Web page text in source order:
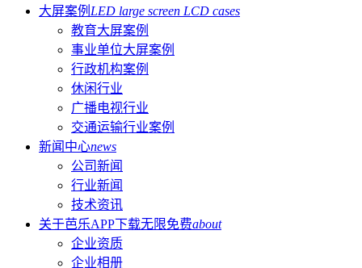
大屏案例 LED large screen LCD cases
教育大屏案例
事业单位大屏案例
行政机构案例
休闲行业
广播电视行业
交通运输行业案例
新闻中心news
公司新闻
行业新闻
技术资讯
关于芭乐APP下载无限免费about
企业资质
企业相册